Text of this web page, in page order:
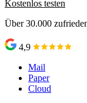
Kostenlos testen
Über 30.000
4,9
Mail
Paper
Cloud